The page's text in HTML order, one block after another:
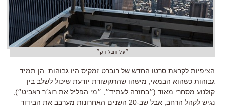
״על חבל דק״
הציפיות לקראת סרטו החדש של רוברט זמקיס היו גבוהות. הן תמיד
גבוהות כשהוא הבמאי, מישהו שהתקשורת יודעת שיכול לשלב בין
קולנוע מסחרי מאוד (״בחזרה לעתיד״, ״מי הפליל את רוג׳ר ראביט״),
נגיש לקהל הרחב, אבל שב-20 השנים האחרונות מערבב את הבידור